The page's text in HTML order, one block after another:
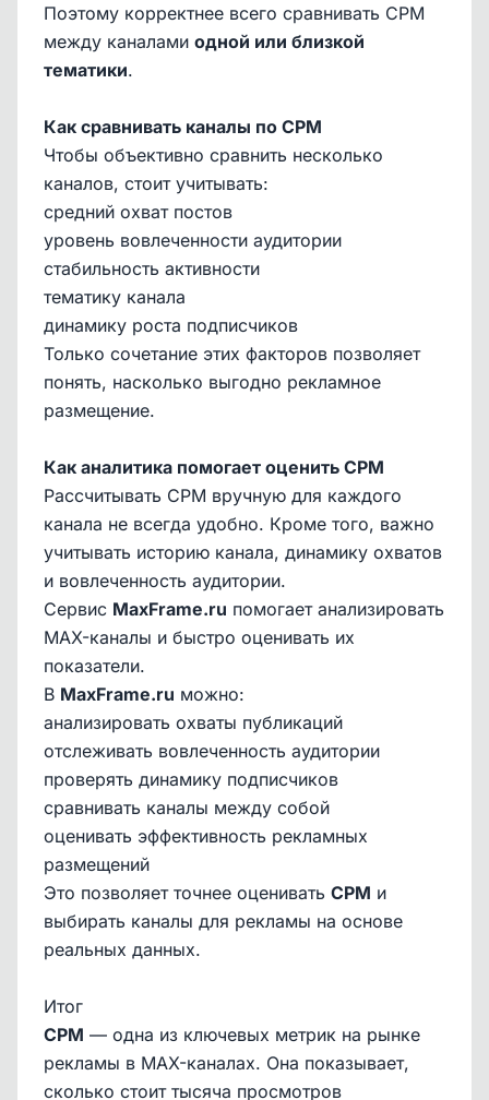
Поэтому корректнее всего сравнивать CPM
между каналами одной или близкой
тематики.
Как сравнивать каналы по CPM
Чтобы объективно сравнить несколько
каналов, стоит учитывать:
средний охват постов
уровень вовлеченности аудитории
стабильность активности
тематику канала
динамику роста подписчиков
Только сочетание этих факторов позволяет
понять, насколько выгодно рекламное
размещение.
Как аналитика помогает оценить CPM
Рассчитывать CPM вручную для каждого
канала не всегда удобно. Кроме того, важно
учитывать историю канала, динамику охватов
и вовлеченность аудитории.
Сервис MaxFrame.ru помогает анализировать
MAX-каналы и быстро оценивать их
показатели.
В MaxFrame.ru можно:
анализировать охваты публикаций
отслеживать вовлеченность аудитории
проверять динамику подписчиков
сравнивать каналы между собой
оценивать эффективность рекламных
размещений
Это позволяет точнее оценивать CPM и
выбирать каналы для рекламы на основе
реальных данных.
Итог
CPM — одна из ключевых метрик на рынке
рекламы в MAX-каналах. Она показывает,
сколько стоит тысяча просмотров